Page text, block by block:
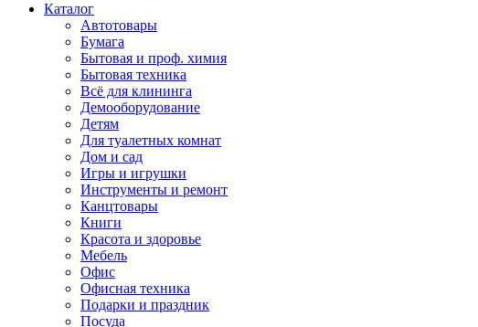
Каталог
Автотовары
Бумага
Бытовая и проф. химия
Бытовая техника
Всё для клининга
Демооборудование
Детям
Для туалетных комнат
Дом и сад
Игры и игрушки
Инструменты и ремонт
Канцтовары
Книги
Красота и здоровье
Мебель
Офис
Офисная техника
Подарки и праздник
Посуда